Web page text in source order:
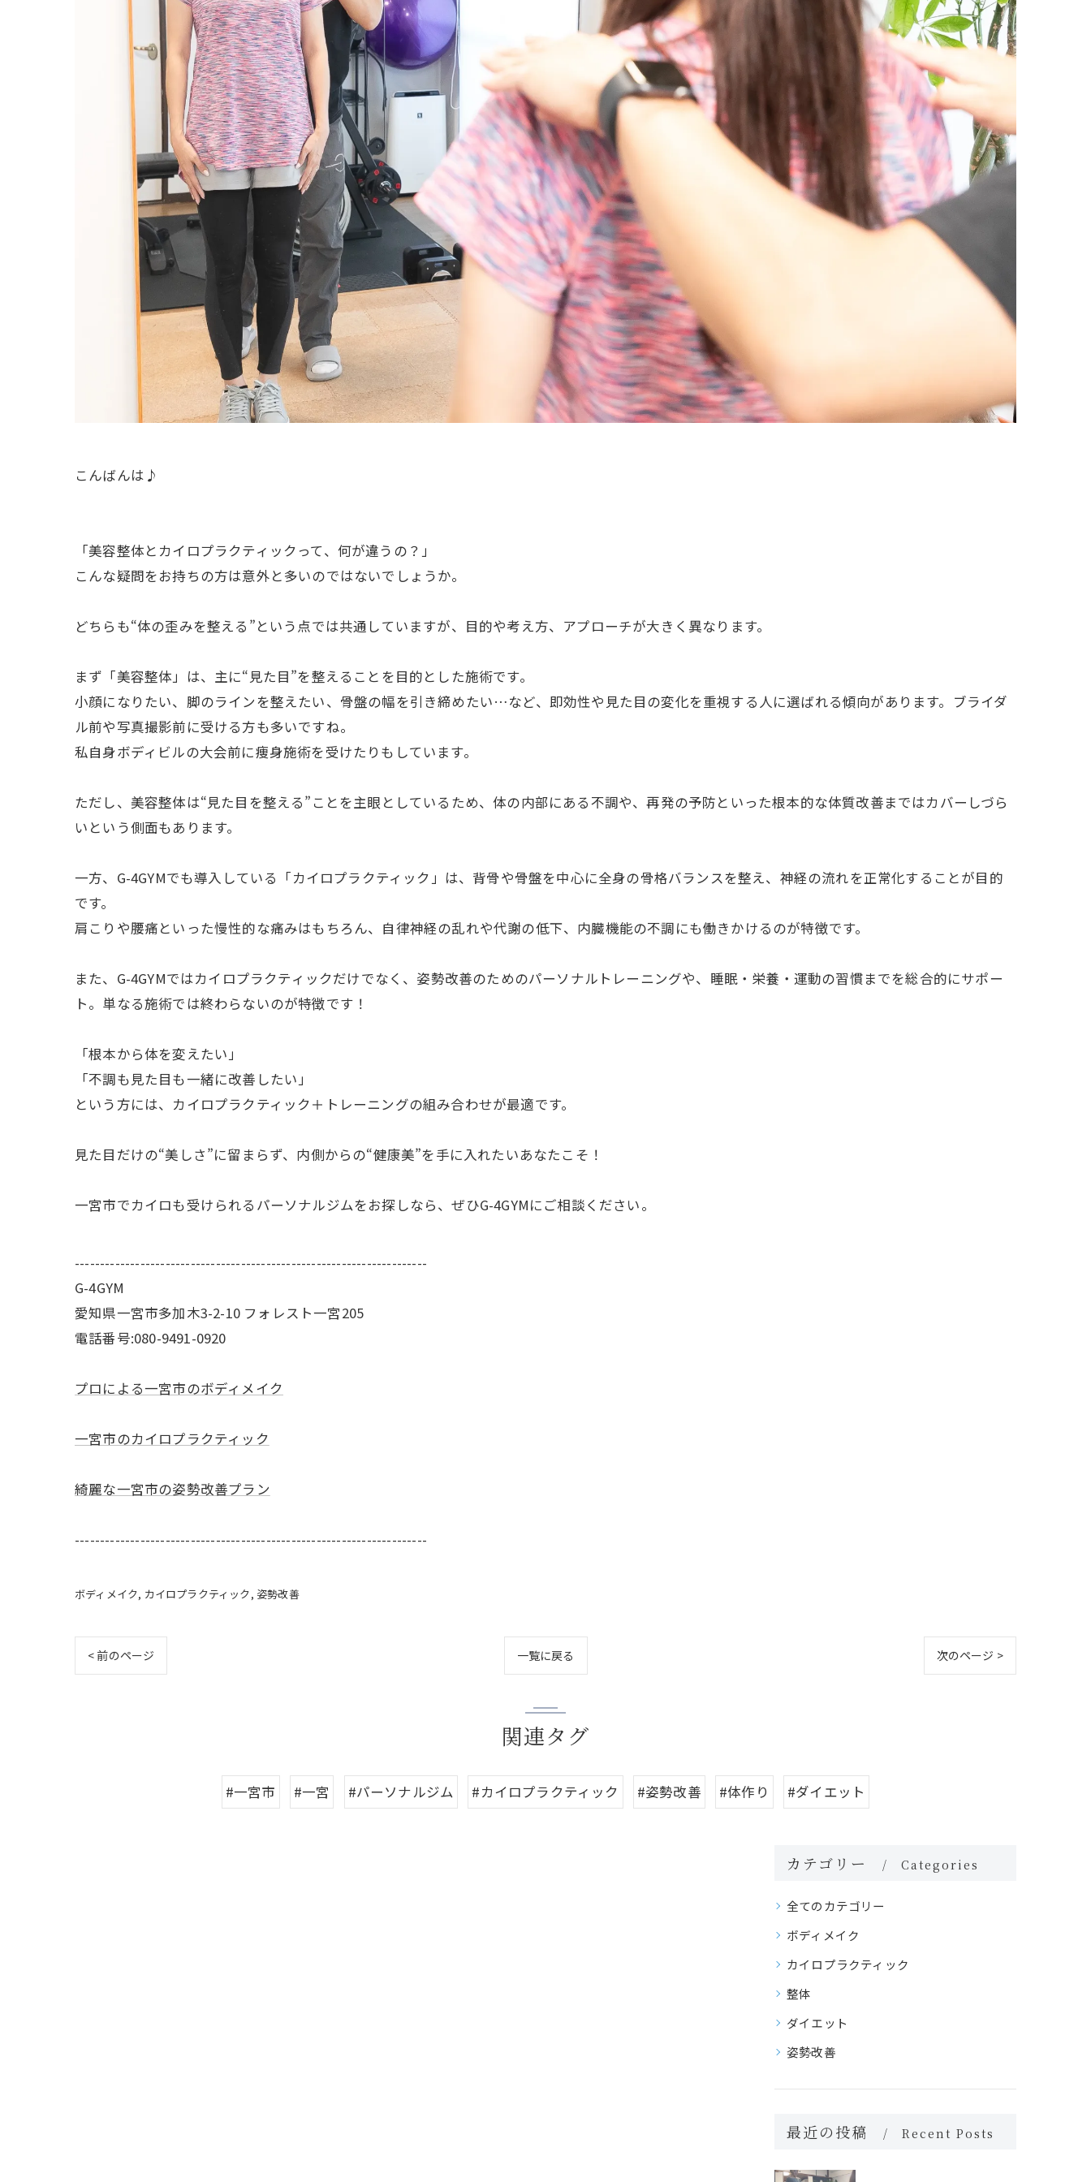
こんばんは♪
「美容整体とカイロプラクティックって、何が違うの？」
こんな疑問をお持ちの方は意外と多いのではないでしょうか。
どちらも“体の歪みを整える”という点では共通していますが、目的や考え方、アプローチが大きく異なります。
まず「美容整体」は、主に“見た目”を整えることを目的とした施術です。
小顔になりたい、脚のラインを整えたい、骨盤の幅を引き締めたい…など、即効性や見た目の変化を重視する人に選ばれる傾向があります。ブライダ
ル前や写真撮影前に受ける方も多いですね。
私自身ボディビルの大会前に痩身施術を受けたりもしています。
ただし、美容整体は“見た目を整える”ことを主眼としているため、体の内部にある不調や、再発の予防といった根本的な体質改善まではカバーしづら
いという側面もあります。
一方、G-4GYMでも導入している「カイロプラクティック」は、背骨や骨盤を中心に全身の骨格バランスを整え、神経の流れを正常化することが目的
です。
肩こりや腰痛といった慢性的な痛みはもちろん、自律神経の乱れや代謝の低下、内臓機能の不調にも働きかけるのが特徴です。
また、G-4GYMではカイロプラクティックだけでなく、姿勢改善のためのパーソナルトレーニングや、睡眠・栄養・運動の習慣までを総合的にサポー
ト。単なる施術では終わらないのが特徴です！
「根本から体を変えたい」
「不調も見た目も一緒に改善したい」
という方には、カイロプラクティック＋トレーニングの組み合わせが最適です。
見た目だけの“美しさ”に留まらず、内側からの“健康美”を手に入れたいあなたこそ！
一宮市でカイロも受けられるパーソナルジムをお探しなら、ぜひG-4GYMにご相談ください。
----------------------------------------------------------------------
G-4GYM
愛知県一宮市多加木3-2-10 フォレスト一宮205
電話番号:080-9491-0920
プロによる一宮市のボディメイク
一宮市のカイロプラクティック
綺麗な一宮市の姿勢改善プラン
----------------------------------------------------------------------
ボディメイク カイロプラクティック 姿勢改善
< 前のページ 一覧に戻る 次のページ >
関連タグ
#一宮市 #一宮 #パーソナルジム #カイロプラクティック #姿勢改善 #体作り #ダイエット
カテゴリー Categories
全てのカテゴリー
ボディメイク
カイロプラクティック
整体
ダイエット
姿勢改善
最近の投稿 Recent Posts